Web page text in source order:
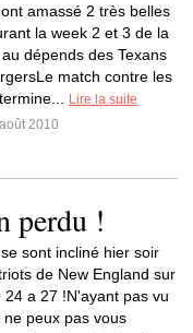
amassé 2 très belles
la week 2 et 3 de la
dépends des Texans
match contre les
Lire la suite
2010
perdu !
sont incliné hier soir
de New England sur
24 a 27 !N'ayant pas vu
ne peux pas vous